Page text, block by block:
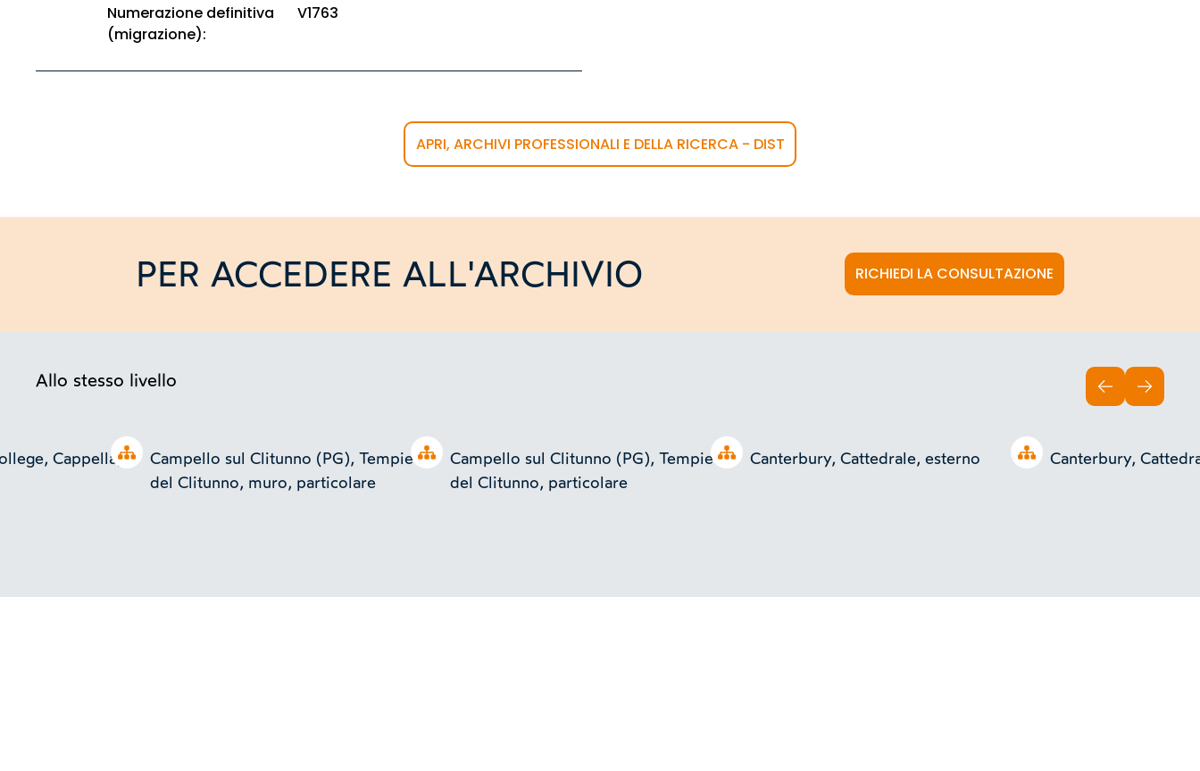
Numerazione definitiva
(migrazione):
V1763
APRI, ARCHIVI PROFESSIONALI E DELLA RICERCA - DIST
PER ACCEDERE ALL'ARCHIVIO RICHIEDI LA CONSULTAZIONE
Allo stesso livello
Open tree
Cappella, Open tree
Campello sul Clitunno (PG), Tempietto
del Clitunno, muro, particolare
Open tree
Campello sul Clitunno (PG), Tempietto
del Clitunno, particolare
Open tree
Canterbury, Cattedrale, esterno Canterbury,
INDIETROAVANTI